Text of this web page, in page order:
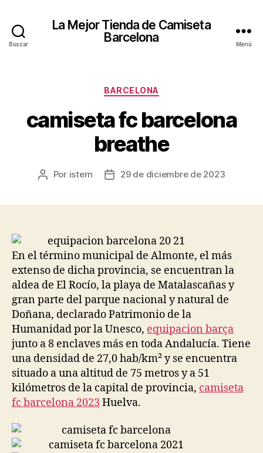
Buscar
La Mejor Tienda de Camiseta
Barcelona
Menú
Categorías
BARCELONA
camiseta fc barcelona
breathe
Autor
Por istern
Fecha29 de diciembre de 2023
En el término municipal de Almonte, el más
extenso de dicha provincia, se encuentran la
aldea de El Rocío, la playa de Matalascañas y
gran parte del parque nacional y natural de
Doñana, declarado Patrimonio de la
Humanidad por la Unesco, equipacion barça
junto a 8 enclaves más en toda Andalucía. Tiene
una densidad de 27,0 hab/km² y se encuentra
situado a una altitud de 75 metros y a 51
kilómetros de la capital de provincia, camiseta
fc barcelona 2023 Huelva.